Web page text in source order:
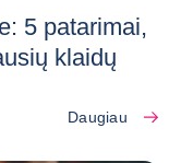
5 patarimai,
klaidų
Daugiau